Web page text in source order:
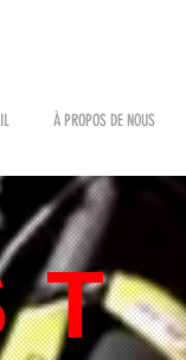
À PROPOS DE NOUS